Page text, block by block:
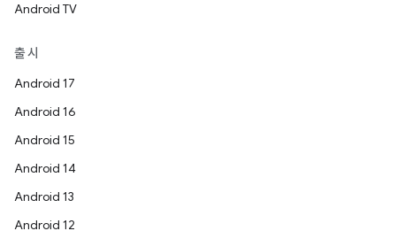
Android TV
출시
Android 17
Android 16
Android 15
Android 14
Android 13
Android 12